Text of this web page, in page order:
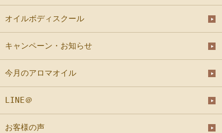
オイルボディスクール
キャンペーン・お知らせ
今月のアロマオイル
LINE＠
お客様の声